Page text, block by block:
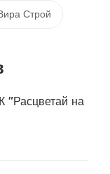
Строй
"Расцветай на